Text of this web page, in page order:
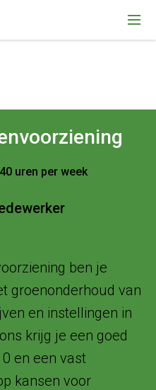
"Organization", "name":
"logo": "" }
40 uren per week
ben je
groenonderhoud van
en instellingen in
krijg je een goed
en een vast
kansen voor